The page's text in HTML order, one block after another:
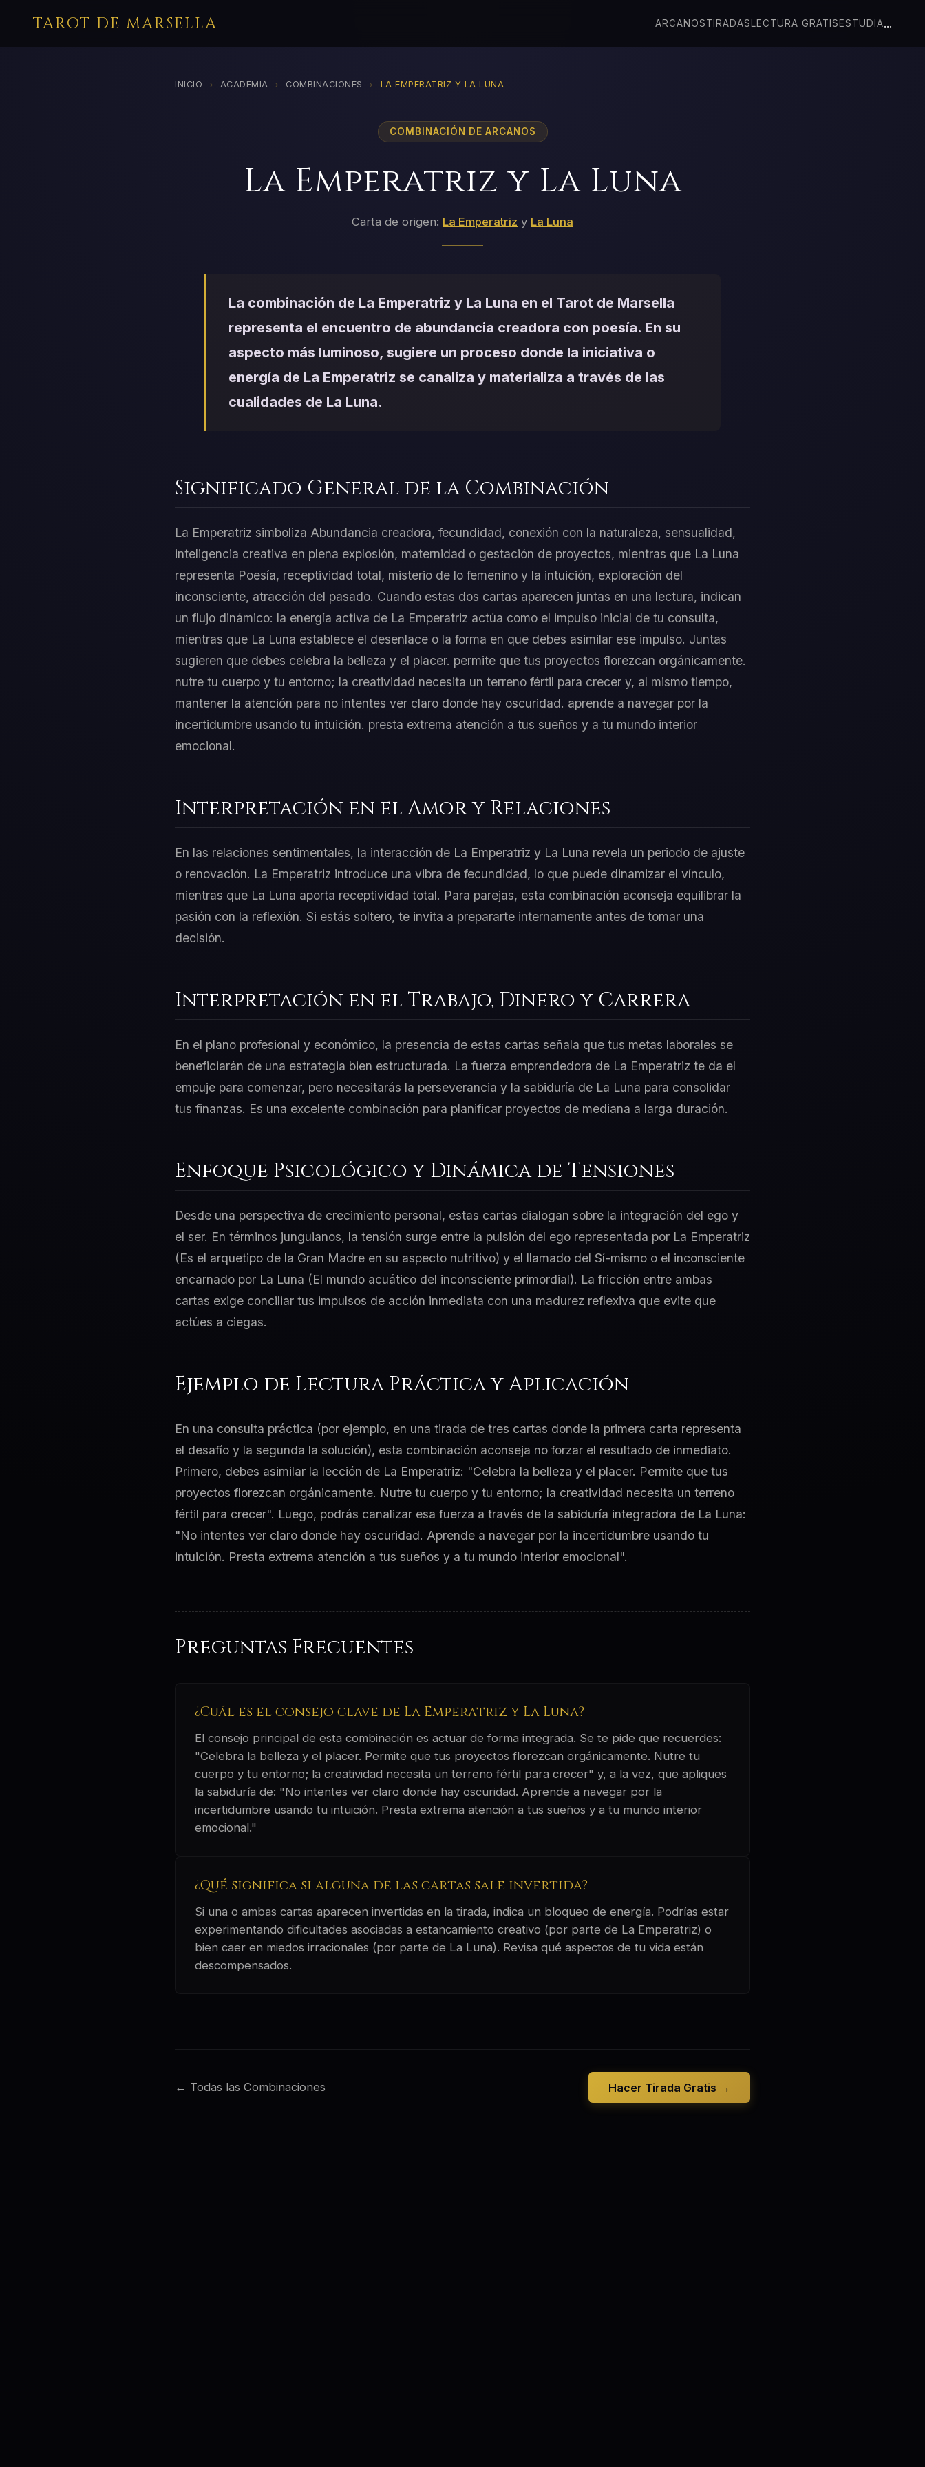
TAROT DE MARSELLA ARCANOSTIRADAS LECTURA GRATIS ESTUDIA...
INICIO › ACADEMIA › COMBINACIONES › LA EMPERATRIZ Y LA LUNA
COMBINACIÓN DE ARCANOS
La Emperatriz y La Luna
Carta de origen: La Emperatriz y La Luna
La combinación de La Emperatriz y La Luna en el Tarot de Marsella
representa el encuentro de abundancia creadora con poesía. En su
aspecto más luminoso, sugiere un proceso donde la iniciativa o
energía de La Emperatriz se canaliza y materializa a través de las
cualidades de La Luna.
Significado General de la Combinación
La Emperatriz simboliza Abundancia creadora, fecundidad, conexión con la naturaleza, sensualidad,
inteligencia creativa en plena explosión, maternidad o gestación de proyectos, mientras que La Luna
representa Poesía, receptividad total, misterio de lo femenino y la intuición, exploración del
inconsciente, atracción del pasado. Cuando estas dos cartas aparecen juntas en una lectura, indican
un flujo dinámico: la energía activa de La Emperatriz actúa como el impulso inicial de tu consulta,
mientras que La Luna establece el desenlace o la forma en que debes asimilar ese impulso. Juntas
sugieren que debes celebra la belleza y el placer. permite que tus proyectos florezcan orgánicamente.
nutre tu cuerpo y tu entorno; la creatividad necesita un terreno fértil para crecer y, al mismo tiempo,
mantener la atención para no intentes ver claro donde hay oscuridad. aprende a navegar por la
incertidumbre usando tu intuición. presta extrema atención a tus sueños y a tu mundo interior
emocional.
Interpretación en el Amor y Relaciones
En las relaciones sentimentales, la interacción de La Emperatriz y La Luna revela un periodo de ajuste
o renovación. La Emperatriz introduce una vibra de fecundidad, lo que puede dinamizar el vínculo,
mientras que La Luna aporta receptividad total. Para parejas, esta combinación aconseja equilibrar la
pasión con la reflexión. Si estás soltero, te invita a prepararte internamente antes de tomar una
decisión.
Interpretación en el Trabajo, Dinero y Carrera
En el plano profesional y económico, la presencia de estas cartas señala que tus metas laborales se
beneficiarán de una estrategia bien estructurada. La fuerza emprendedora de La Emperatriz te da el
empuje para comenzar, pero necesitarás la perseverancia y la sabiduría de La Luna para consolidar
tus finanzas. Es una excelente combinación para planificar proyectos de mediana a larga duración.
Enfoque Psicológico y Dinámica de Tensiones
Desde una perspectiva de crecimiento personal, estas cartas dialogan sobre la integración del ego y
el ser. En términos junguianos, la tensión surge entre la pulsión del ego representada por La Emperatriz
(Es el arquetipo de la Gran Madre en su aspecto nutritivo) y el llamado del Sí-mismo o el inconsciente
encarnado por La Luna (El mundo acuático del inconsciente primordial). La fricción entre ambas
cartas exige conciliar tus impulsos de acción inmediata con una madurez reflexiva que evite que
actúes a ciegas.
Ejemplo de Lectura Práctica y Aplicación
En una consulta práctica (por ejemplo, en una tirada de tres cartas donde la primera carta representa
el desafío y la segunda la solución), esta combinación aconseja no forzar el resultado de inmediato.
Primero, debes asimilar la lección de La Emperatriz: "Celebra la belleza y el placer. Permite que tus
proyectos florezcan orgánicamente. Nutre tu cuerpo y tu entorno; la creatividad necesita un terreno
fértil para crecer". Luego, podrás canalizar esa fuerza a través de la sabiduría integradora de La Luna:
"No intentes ver claro donde hay oscuridad. Aprende a navegar por la incertidumbre usando tu
intuición. Presta extrema atención a tus sueños y a tu mundo interior emocional".
Preguntas Frecuentes
¿Cuál es el consejo clave de La Emperatriz y La Luna?
El consejo principal de esta combinación es actuar de forma integrada. Se te pide que recuerdes:
"Celebra la belleza y el placer. Permite que tus proyectos florezcan orgánicamente. Nutre tu
cuerpo y tu entorno; la creatividad necesita un terreno fértil para crecer" y, a la vez, que apliques
la sabiduría de: "No intentes ver claro donde hay oscuridad. Aprende a navegar por la
incertidumbre usando tu intuición. Presta extrema atención a tus sueños y a tu mundo interior
emocional."
¿Qué significa si alguna de las cartas sale invertida?
Si una o ambas cartas aparecen invertidas en la tirada, indica un bloqueo de energía. Podrías estar
experimentando dificultades asociadas a estancamiento creativo (por parte de La Emperatriz) o
bien caer en miedos irracionales (por parte de La Luna). Revisa qué aspectos de tu vida están
descompensados.
← Todas las Combinaciones Hacer Tirada Gratis →